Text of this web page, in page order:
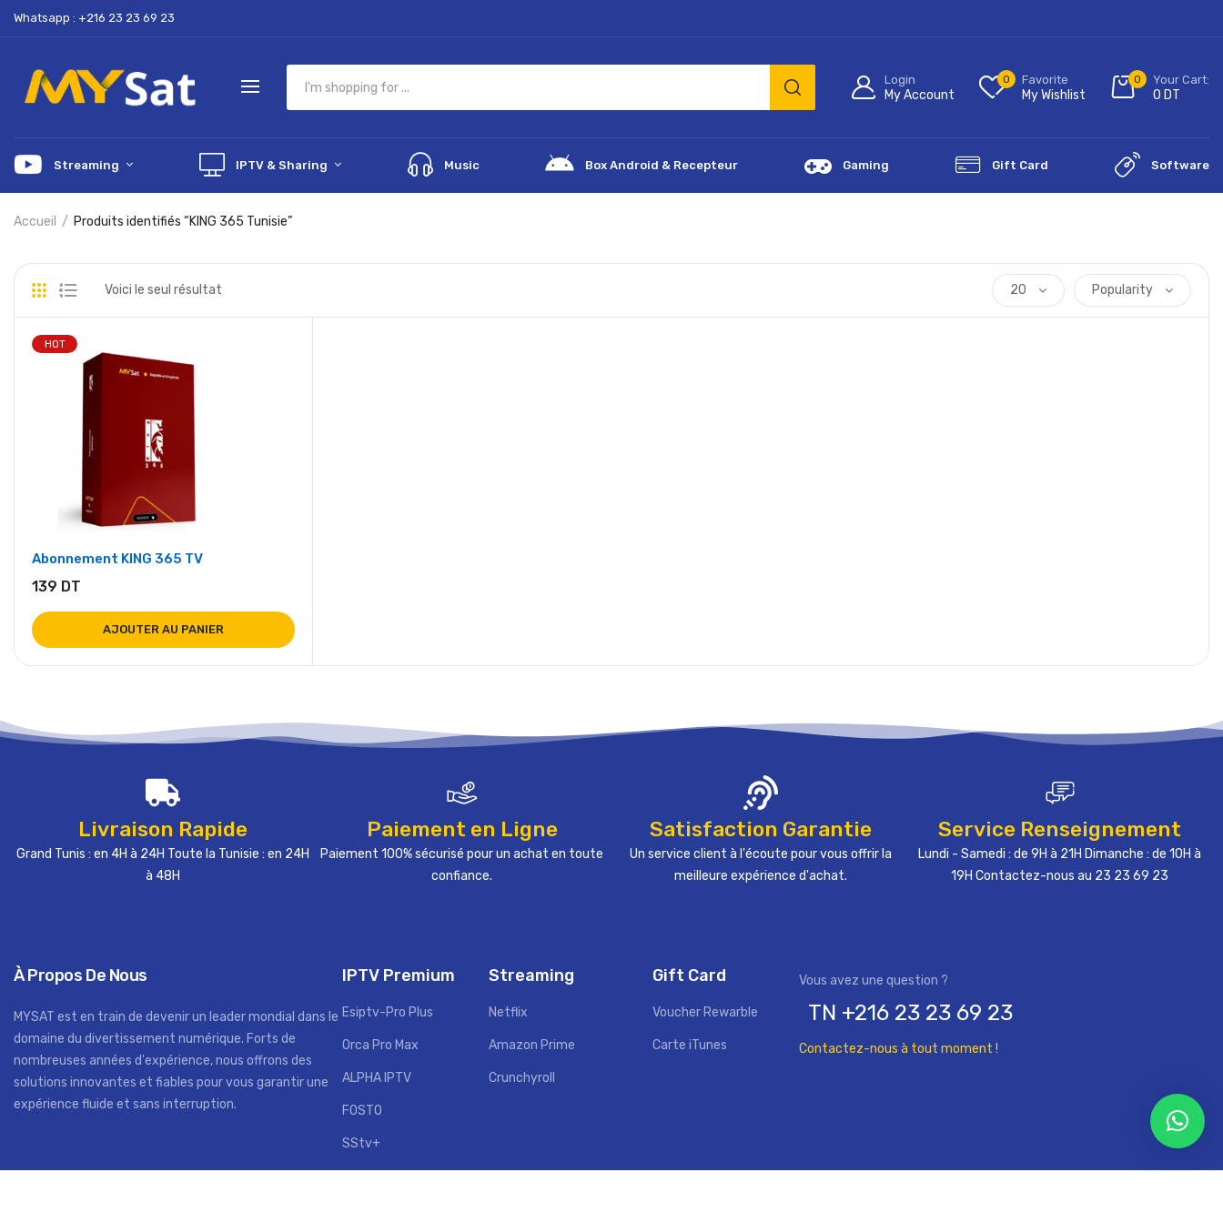
Whatsapp : +216 23 23 69 23
Login
My Account
0 Favorite
My Wishlist
0 Your Cart:
0 DT
Streaming IPTV & Sharing Music Box Android & Recepteur Gaming Gift Card Software
Accueil Produits identifiés “KING 365 Tunisie”
Voici le seul résultat 20 Popularity
HOT
Abonnement KING 365 TV
139 DT
AJOUTER AU PANIER
Livraison Rapide
Grand Tunis : en 4H à 24H Toute la Tunisie : en 24H
à 48H
Paiement en Ligne
Paiement 100% sécurisé pour un achat en toute
confiance.
Satisfaction Garantie
Un service client à l'écoute pour vous offrir la
meilleure expérience d'achat.
Service Renseignement
Lundi - Samedi : de 9H à 21H Dimanche : de 10H à
19H Contactez-nous au 23 23 69 23
À Propos De Nous
MYSAT est en train de devenir un leader mondial dans le
domaine du divertissement numérique. Forts de
nombreuses années d'expérience, nous offrons des
solutions innovantes et fiables pour vous garantir une
expérience fluide et sans interruption.
IPTV Premium
Esiptv-Pro Plus
Orca Pro Max
ALPHA IPTV
FOSTO
SStv+
Streaming
Netflix
Amazon Prime
Crunchyroll
Gift Card
Voucher Rewarble
Carte iTunes
TN +216 23 23 69 23
Contactez-nous à tout moment !